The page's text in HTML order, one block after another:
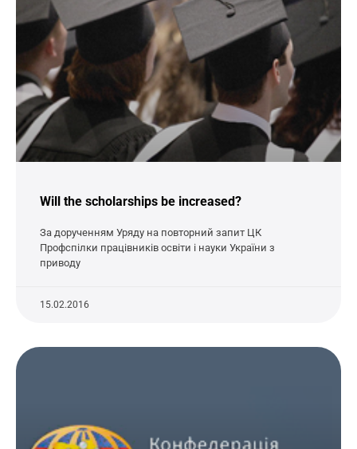
Will the scholarships be increased?
За дорученням Уряду на повторний запит ЦК
Профспілки працівників освіти і науки України з
приводу
15.02.2016